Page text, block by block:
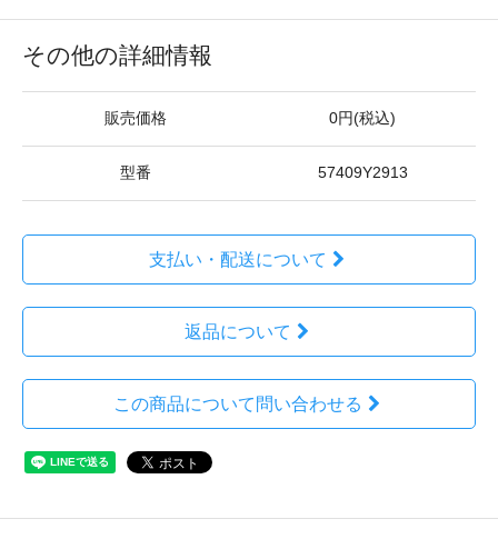
その他の詳細情報
販売価格 0円(税込)
型番 57409Y2913
支払い・配送について
返品について
この商品について問い合わせる